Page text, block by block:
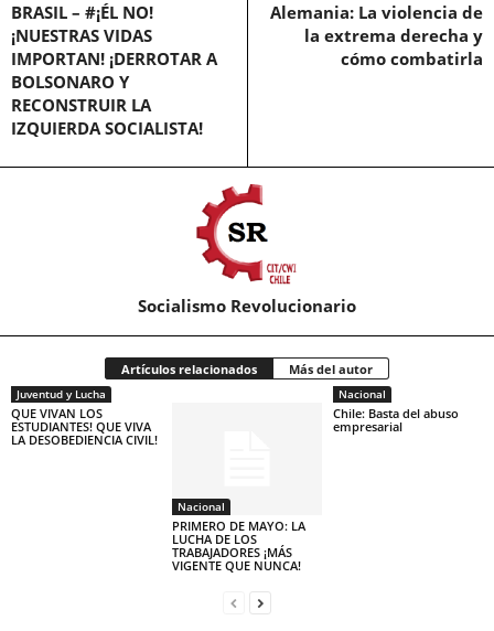
BRASIL – #¡ÉL NO!
¡NUESTRAS VIDAS
IMPORTAN! ¡DERROTAR A
BOLSONARO Y
RECONSTRUIR LA
IZQUIERDA SOCIALISTA!
Alemania: La violencia de
la extrema derecha y
cómo combatirla
Socialismo Revolucionario
Artículos relacionados Más del autor
Juventud y Lucha
QUE VIVAN LOS
ESTUDIANTES! QUE VIVA
LA DESOBEDIENCIA CIVIL!
Nacional
PRIMERO DE MAYO: LA
LUCHA DE LOS
TRABAJADORES ¡MÁS
VIGENTE QUE NUNCA!
Nacional
Chile: Basta del abuso
empresarial